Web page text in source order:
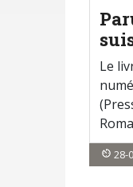
Le
28-